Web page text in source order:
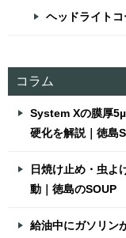
ヘッドライトコ
コラム
System Xの膜厚
硬化を解説｜徳島
日焼け止め・虫よ
動｜徳島のSOUP
給油中にガソリン